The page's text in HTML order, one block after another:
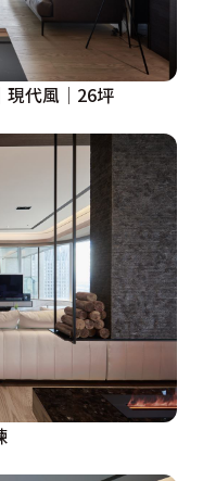
現代風│26坪